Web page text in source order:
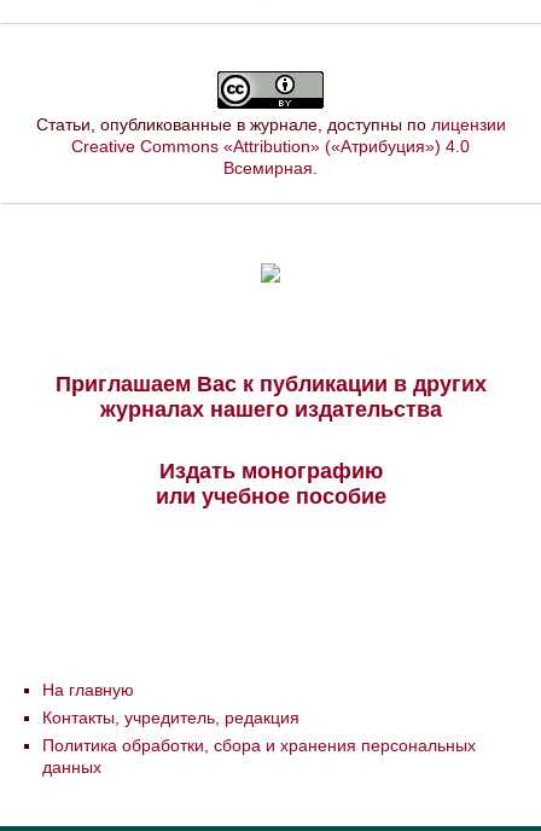
Статьи, опубликованные в журнале, доступны по лицензии
Creative Commons «Attribution» («Атрибуция») 4.0
Всемирная
Приглашаем Вас к публикации в других
журналах нашего издательства
Издать монографию
или учебное пособие
На главную
Контакты, учредитель, редакция
Политика обработки, сбора и хранения персональных
данных